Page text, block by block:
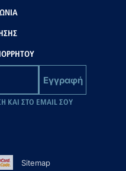
Εγγραφή
ΣΤΟ EMAIL ΣΟΥ
Sitemap